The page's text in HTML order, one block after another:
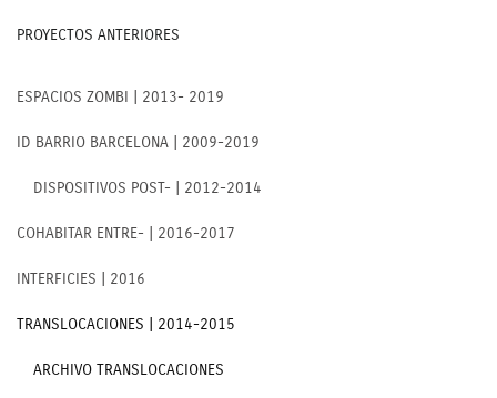
PROYECTOS ANTERIORES
ESPACIOS ZOMBI | 2013- 2019
ID BARRIO BARCELONA | 2009-2019
DISPOSITIVOS POST- | 2012-2014
COHABITAR ENTRE- | 2016-2017
INTERFICIES | 2016
TRANSLOCACIONES | 2014-2015
ARCHIVO TRANSLOCACIONES